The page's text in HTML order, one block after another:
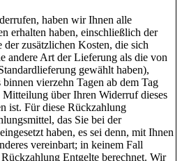
haben wir Ihnen alle
erhalten haben, einschließlich der
zusätzlichen Kosten, die sich
andere Art der Lieferung als die von
gewählt haben),
vierzehn Tagen ab dem Tag
über Ihren Widerruf dieses
ist. Für diese Rückzahlung
das Sie bei der
haben, es sei denn, mit Ihnen
vereinbart; in keinem Fall
Entgelte berechnet. Wir